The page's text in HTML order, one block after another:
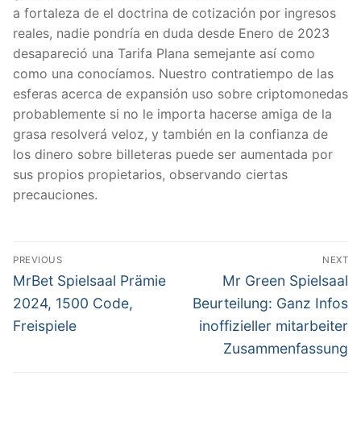
a fortaleza de el doctrina de cotización por ingresos
reales, nadie pondrí­a en duda desde Enero de 2023
desapareció una Tarifa Plana semejante así­ como
como una conocíamos. Nuestro contratiempo de las
esferas acerca de expansión uso sobre criptomonedas
probablemente si no le importa hacerse amiga de la
grasa resolverá veloz, y también en la confianza de
los dinero sobre billeteras puede ser aumentada por
sus propios propietarios, observando ciertas
precauciones.
文
章
導
覽
PREVIOUS
Previous
post:
MrBet Spielsaal Prämie
2024, 1500 Code,
Freispiele
NEXT
Next
post:
Mr Green Spielsaal
Beurteilung: Ganz Infos
inoffizieller mitarbeiter
Zusammenfassung